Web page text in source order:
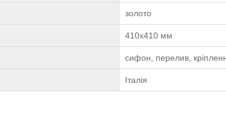
золото
410х410 мм
сифон, перелив,
Італія